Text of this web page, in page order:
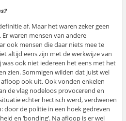
af. Maar het waren zeker geen
waren mensen van andere
ook mensen die daar niets mee te
altijd eens zijn met de werkwijze van
ook niet iedereen het eens met het
zien. Sommigen wilden dat juist wel
ook uit. Ook vonden enkelen
de vlag nodeloos provocerend en
echter hectisch werd, verdwenen
door de politie in een hoek gedreven
en ‘bonding’. Na afloop is er wel